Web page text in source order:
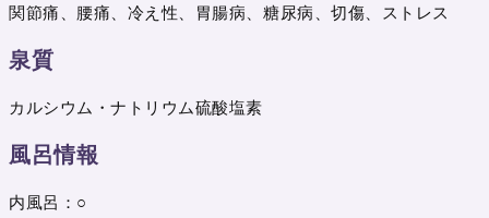
関節痛、腰痛、冷え性、胃腸病、糖尿病、切傷、ストレス
泉質
カルシウム・ナトリウム硫酸塩素
風呂情報
内風呂：○